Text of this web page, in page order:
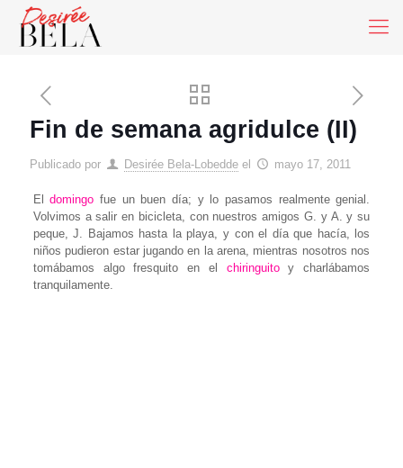
Fin de semana agridulce (II)
Publicado por Desirée Bela-Lobedde el mayo 17, 2011
Eldomingo fue un buen día; y lo pasamos realmente genial.
Volvimos a salir en bicicleta, con nuestros amigos G. y A. y su
peque, J. Bajamos hasta la playa, y con el día que hacía, los
niños pudieron estar jugando en la arena, mientras nosotros nos
tomábamos algo fresquito en el chiringuitoy charlábamos
tranquilamente.